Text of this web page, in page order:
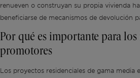
renueven o construyan su propia vivienda
beneficiarse de mecanismos de devolución
Por qué es importante para
promotores
Los proyectos residenciales de gama media